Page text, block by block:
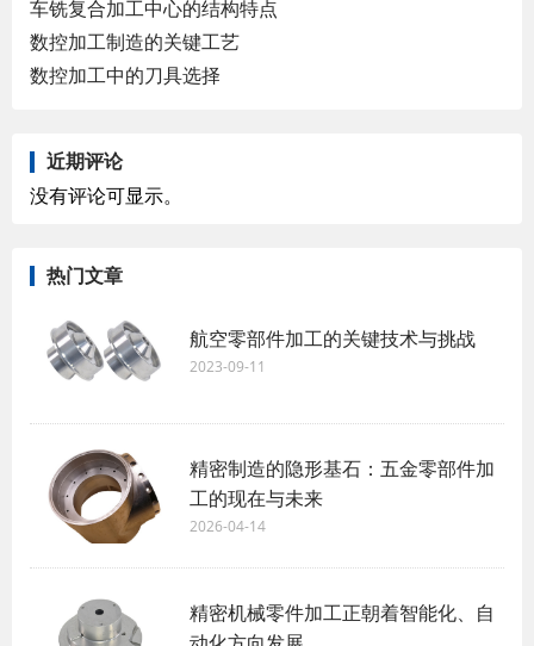
车铣复合加工中心的结构特点
数控加工制造的关键工艺
数控加工中的刀具选择
近期评论
没有评论可显示。
热门文章
航空零部件加工的关键技术与挑战
2023-09-11
精密制造的隐形基石：五金零部件加
工的现在与未来
2026-04-14
精密机械零件加工正朝着智能化、自